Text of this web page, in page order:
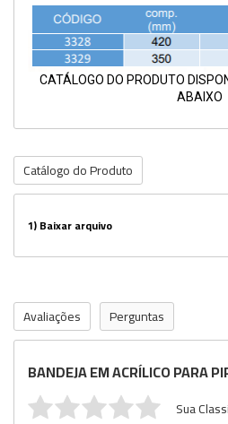
CATÁLOGO DO PRODUTO
ABAIXO
Catálogo do Produto
1)Baixar arquivo
Avaliações Perguntas
BANDEJA EM ACRÍLICO PARA
Sua